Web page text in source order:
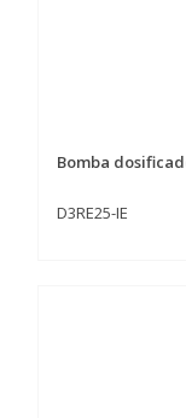
Bomba
D3RE25-IE